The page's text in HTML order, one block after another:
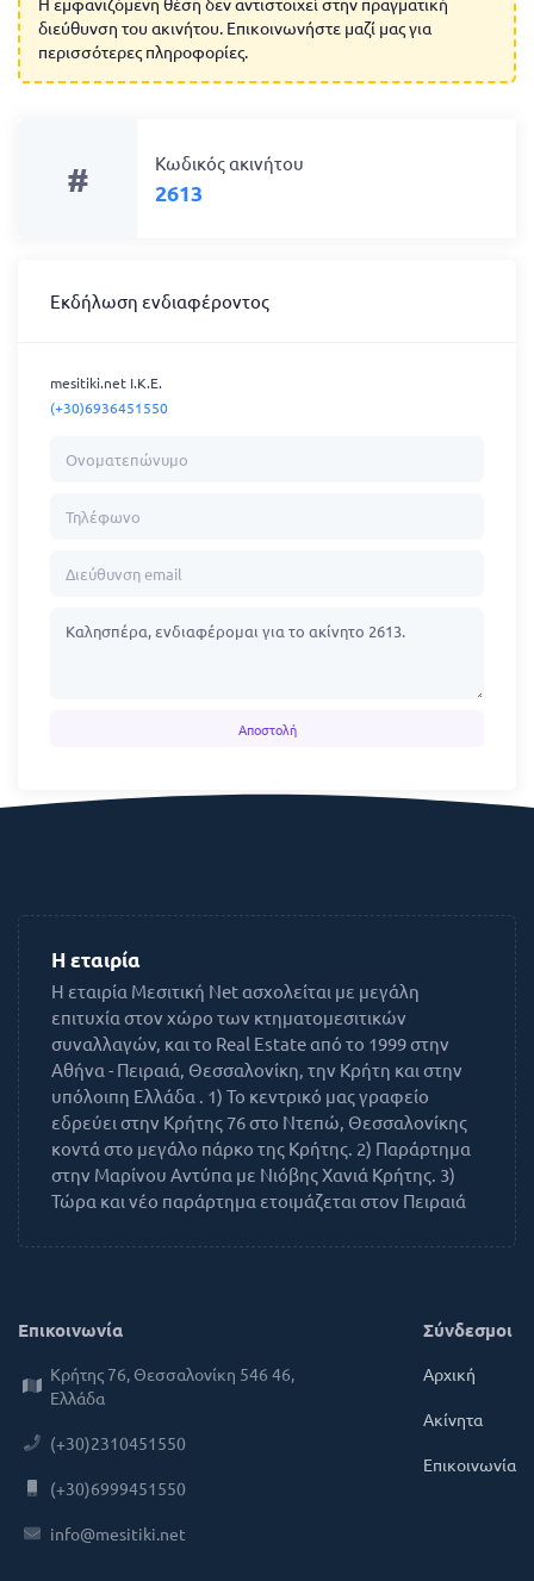
διεύθυνση του ακινήτου. Επικοινωνήστε μαζί μας για
περισσότερες πληροφορίες.
# Κωδικός ακινήτου
2613
Εκδήλωση ενδιαφέροντος
mesitiki.net I.K.E.
(+30)6936451550
Αποστολή
Η εταιρία
H εταιρία Μεσιτική Net ασχολείται με μεγάλη
επιτυχία στον χώρο των κτηματομεσιτικών
συναλλαγών, και το Real Εstate από το 1999 στην
Αθήνα - Πειραιά, Θεσσαλονίκη, την Κρήτη και στην
υπόλοιπη Ελλάδα . 1) Το κεντρικό μας γραφείο
εδρεύει στην Κρήτης 76 στο Ντεπώ, Θεσσαλονίκης
κοντά στο μεγάλο πάρκο της Κρήτης. 2) Παράρτημα
στην Μαρίνου Αντύπα με Νιόβης Χανιά Κρήτης. 3)
Τώρα και νέο παράρτημα ετοιμάζεται στον Πειραιά
Επικοινωνία
Κρήτης 76, Θεσσαλονίκη 546 46,
Ελλάδα
(+30)2310451550
(+30)6999451550
info@mesitiki.net
Σύνδεσμοι
Αρχική
Ακίνητα
Επικοινωνία